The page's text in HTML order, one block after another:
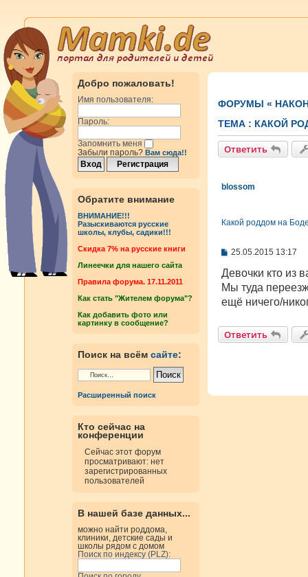
Добро пожаловать!
Имя пользователя:
Пароль:
Запомнить меня
Забыли пароль? Вам сюда!!
Обратите внимание
ВНИМАНИЕ!!!
Разыскиваются русские
школы, клубы, садики!!!
Cкидка 7% на русские книги
Линеечки для нашего сайта
Правила форума. 17.11.2011
Как стать "Жителем форума"?
Как добавить фото или
картинку в сообщение?
Поиск на всём сайте:
Расширенный поиск
Кто сейчас на
конференции
Сейчас этот форум
просматривают: нет
зарегистрированных
пользователей
В нашей базе данных...
можно найти роддома,
клиники, детские сады и
школы рядом с домом
Поиск по индексу (PLZ):
ФОРУМЫ «
ТЕМА : КАКОЙ
Ответить
blossom
Какой роддом на
С
о
б
щ
е
е
25.05.2015 13:17
Девочки кто из
Мы туда
ещё ничего/
Ответить